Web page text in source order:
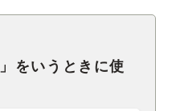
をいうときに使